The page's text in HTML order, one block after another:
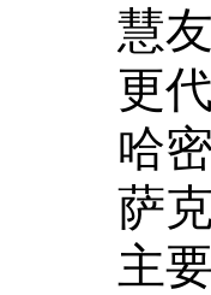
慧
更
哈
萨
主